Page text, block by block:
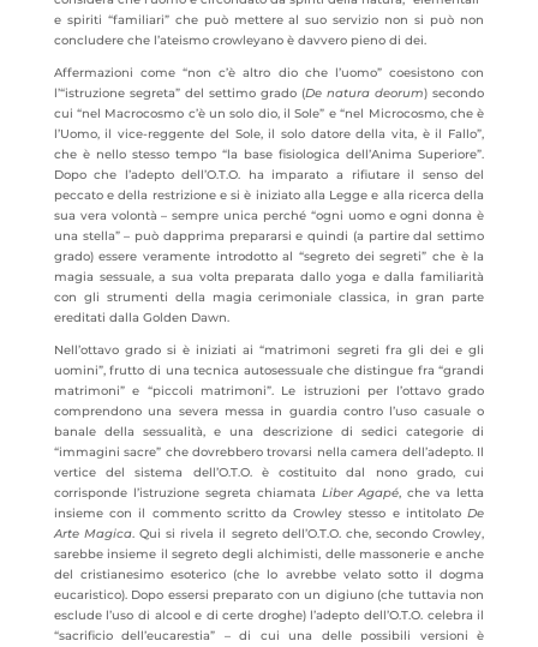
e spiriti “familiari” che può mettere al suo servizio non si può non
concludere che l’ateismo crowleyano è davvero pieno di dei.
Affermazioni come “non c’è altro dio che l’uomo” coesistono con
l’“istruzione segreta” del settimo grado (De natura deorum) secondo
cui “nel Macrocosmo c’è un solo dio, il Sole” e “nel Microcosmo, che è
l’Uomo, il vice-reggente del Sole, il solo datore della vita, è il Fallo”,
che è nello stesso tempo “la base fisiologica dell’Anima Superiore”.
Dopo che l’adepto dell’O.T.O. ha imparato a rifiutare il senso del
peccato e della restrizione e si è iniziato alla Legge e alla ricerca della
sua vera volontà – sempre unica perché “ogni uomo e ogni donna è
una stella” – può dapprima prepararsi e quindi (a partire dal settimo
grado) essere veramente introdotto al “segreto dei segreti” che è la
magia sessuale, a sua volta preparata dallo yoga e dalla familiarità
con gli strumenti della magia cerimoniale classica, in gran parte
ereditati dalla Golden Dawn.
Nell’ottavo grado si è iniziati ai “matrimoni segreti fra gli dei e gli
uomini”, frutto di una tecnica autosessuale che distingue fra “grandi
matrimoni” e “piccoli matrimoni”. Le istruzioni per l’ottavo grado
comprendono una severa messa in guardia contro l’uso casuale o
banale della sessualità, e una descrizione di sedici categorie di
“immagini sacre” che dovrebbero trovarsi nella camera dell’adepto. Il
vertice del sistema dell’O.T.O. è costituito dal nono grado, cui
corrisponde l’istruzione segreta chiamata Liber Agapé, che va letta
insieme con il commento scritto da Crowley stesso e intitolatoDe
Arte Magica. Qui si rivela il segreto dell’O.T.O. che, secondo Crowley,
sarebbe insieme il segreto degli alchimisti, delle massonerie e anche
del cristianesimo esoterico (che lo avrebbe velato sotto il dogma
eucaristico). Dopo essersi preparato con un digiuno (che tuttavia non
esclude l’uso di alcool e di certe droghe) l’adepto dell’O.T.O. celebra il
“sacrificio dell’eucarestia” – di cui una delle possibili versioni è